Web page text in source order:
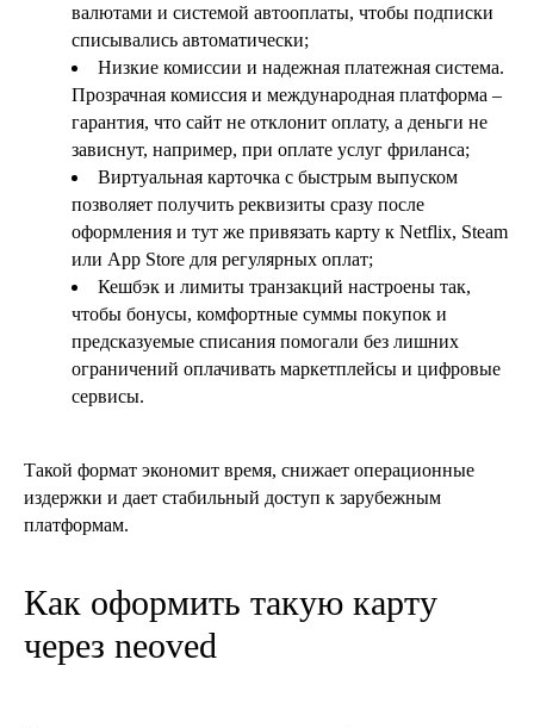
валютами и системой автооплаты, чтобы подписки
списывались автоматически;
Низкие комиссии и надежная платежная система.
Прозрачная комиссия и международная платформа –
гарантия, что сайт не отклонит оплату, а деньги не
зависнут, например, при оплате услуг фриланса;
Виртуальная карточка с быстрым выпуском
позволяет получить реквизиты сразу после
оформления и тут же привязать карту к Netflix, Steam
или App Store для регулярных оплат;
Кешбэк и лимиты транзакций настроены так,
чтобы бонусы, комфортные суммы покупок и
предсказуемые списания помогали без лишних
ограничений оплачивать маркетплейсы и цифровые
сервисы.
Такой формат экономит время, снижает операционные
издержки и дает стабильный доступ к зарубежным
платформам.
Как оформить такую карту
через neoved